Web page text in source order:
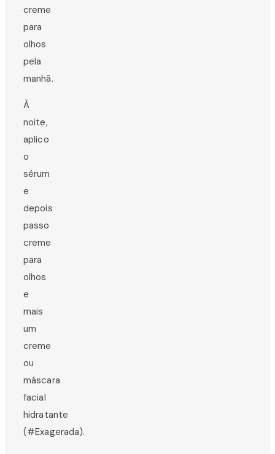
creme
para
olhos
pela
manhã.
À
noite,
aplico
o
sérum
e
depois
passo
creme
para
olhos
e
mais
um
creme
ou
máscara
facial
hidratante
(#Exagerada).